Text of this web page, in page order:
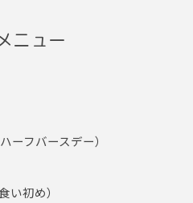
ニュー
ーフバースデー）
い初め）